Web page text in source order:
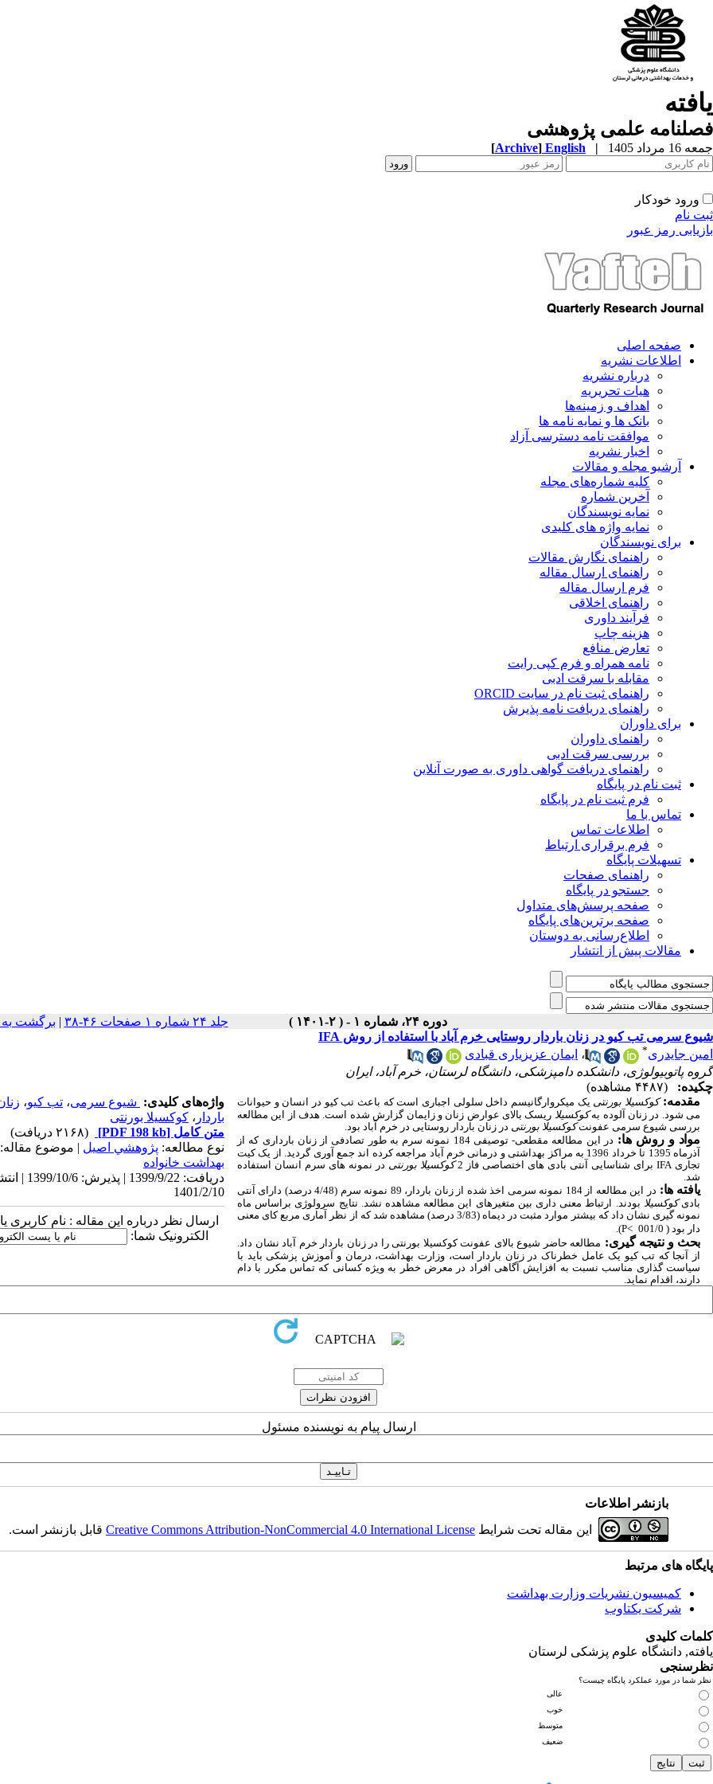
یافته
فصلنامه علمی پژوهشی
جمعه 16 مرداد 1405 |
English
[Archive]
ورود خودکار
ثبت نام
بازیابی رمز عبور
صفحه اصلی
اطلاعات نشریه
درباره نشریه
هیات تحریریه
اهداف و زمینه‌ها
بانک ها و نمایه نامه ها
موافقت نامه دسترسی آزاد
اخبار نشریه
آرشیو مجله و مقالات
کلیه شماره‌های مجله
آخرین شماره
نمایه نویسندگان
نمایه واژه های کلیدی
برای نویسندگان
راهنمای نگارش مقالات
راهنمای ارسال مقاله
فرم ارسال مقاله
راهنمای اخلاقی
فرآیند داوری
هزینه چاپ
تعارض منافع
نامه همراه و فرم کپی رایت
مقابله با سرقت ادبی
راهنمای ثبت نام در سایت ORCID
راهنمای دریافت نامه پذیرش
برای داوران
راهنمای داوران
بررسی سرقت ادبی
راهنمای دریافت گواهی داوری به صورت آنلاین
ثبت نام در پایگاه
فرم ثبت نام در پایگاه
تماس با ما
اطلاعات تماس
فرم برقراری ارتباط
تسهیلات پایگاه
راهنمای صفحات
جستجو در پایگاه
صفحه پرسش‌های متداول
صفحه برترین‌های پایگاه
اطلاع‌رسانی به دوستان
مقالات پیش از انتشار
دوره ۲۴، شماره ۱ - ( ۲-۱۴۰۱ ) جلد ۲۴ شماره ۱ صفحات ۴۶-۳۸ | برگشت
شیوع سرمی تب کیو در زنان باردار روستایی خرم آباد با استفاده از روش IFA
امین جایدری* ، ایمان عزیزیاری قبادی
گروه پاتوبیولوژی، دانشکده دامپزشکی، دانشگاه لرستان، خرم آباد، ایران
چکیده:
(۴۴۸۷ مشاهده)
مقدمه: کوکسیلا بورنتی یک میکروارگانیسم داخل سلولی اجباری است که باعث تب کیو در انسان و حیوانات
می شود. در زنان آلوده بهکوکسیلا ریسک بالای عوارض زنان و زایمان گزارش شده است. هدف از این مطالعه
بررسی شیوع سرمی عفونتکوکسیلا بورنتی در زنان باردار روستایی در خرم آباد بود.
مواد و روش ­ها:
در این مطالعه مقطعی- توصیفی 184 نمونه سرم به طور تصادفی از زنان بارداری که از
آذرماه 1395 تا خرداد 1396 به مراکز بهداشتی و درمانی خرم آباد مراجعه کرده اند جمع آوری گردید. از یک کیت
تجاری IFA برای شناسایی آنتی بادی های اختصاصی فاز 2 کوکسیلا بورنتی در نمونه های سرم انسان استفاده
شد.
یافته ­ها:
در این مطالعه از 184 نمونه سرمی اخذ شده از زنان باردار، 89 نمونه سرم (4/48 درصد) دارای آنتی
بادیکوکسیلا بودند. ارتباط معنی داری بین متغیرهای این مطالعه مشاهده نشد. نتایج سرولوژی براساس ماه
نمونه گیری نشان داد که بیشتر موارد مثبت در دیماه (3/83 درصد) مشاهده شد که از نظر آماری مربع کای معنی
دار بود ( 001/0
P<
)
بحث و نتیجه­ گیری: مطالعه حاضر شیوع بالای عفونت کوکسیلا بورنتی را در زنان باردار خرم آباد نشان داد.
از آنجا که تب کیو یک عامل خطرناک در زنان باردار است، وزارت بهداشت، درمان و آموزش پزشکی باید با
سیاست گذاری مناسب نسبت به افزایش آگاهی افراد در معرض خطر به ویژه کسانی که تماس مکرر با دام
دارند، اقدام نماید.
واژه‌های کلیدی: شیوع سرمی، تب کیو،
باردار ، کوکسیلا بورنتی
متن کامل [PDF 198 kb]
(۲۱۶۸ دریافت)
نوع مطالعه: پژوهشي اصیل | موضوع مقاله:
بهداشت خانواده
دریافت: 1399/9/22 |
1401/2/10
ارسال نظر درباره این مقاله : نام کاربری
الکترونیک شما:
ارسال پیام به نویسنده مسئول
بازنشر اطلاعات
این مقاله تحت شرایط Creative Commons Attribution-NonCommercial 4.0 International Licenseقابل بازنشر است.
پایگاه های مرتبط
کمیسیون نشریات وزارت بهداشت
شرکت یکتاوب
کلمات کلیدی
یافته, دانشگاه علوم پزشکی لرستان
نظرسنجی
نظر شما در مورد عملکرد پایگاه چیست؟
عالی
خوب
متوسط
ضعیف